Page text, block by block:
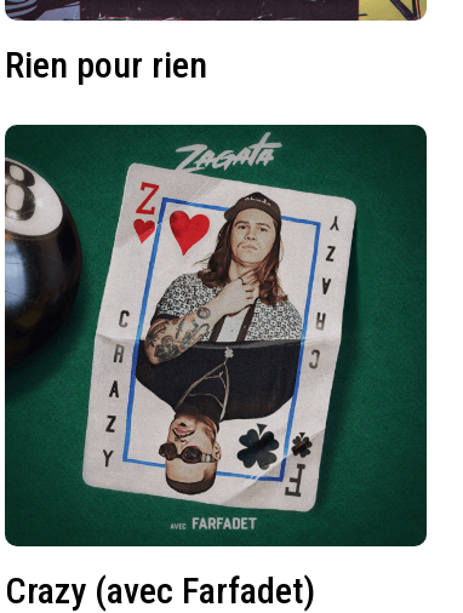
Rien pour rien
Crazy (avec Farfadet)